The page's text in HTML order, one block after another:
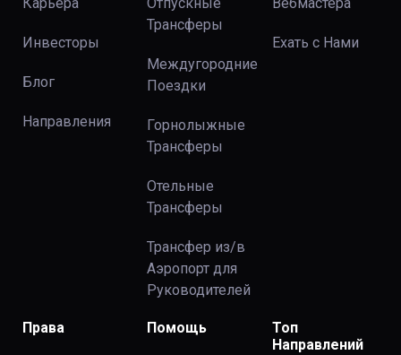
Инвесторы
Блог
Направления
Трансферы
Междугородние
Поездки
Горнолыжные
Трансферы
Отельные
Трансферы
Трансфер из/в
Аэропорт для
Руководителей
Ехать с Нами
Права Помощь
Топ
Направлений